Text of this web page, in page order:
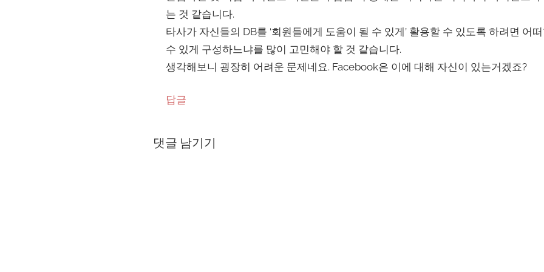
는 것 같습니다.
타사가 자신들의 DB를 ‘회원들에게 도움이 될 수 있게’ 활용할 수 있도록 하려면 어
수 있게 구성하느냐를 많이 고민해야 할 것 같습니다.
생각해보니 굉장히 어려운 문제네요. Facebook은 이에 대해 자신이 있는거겠죠?
답글
댓글 남기기